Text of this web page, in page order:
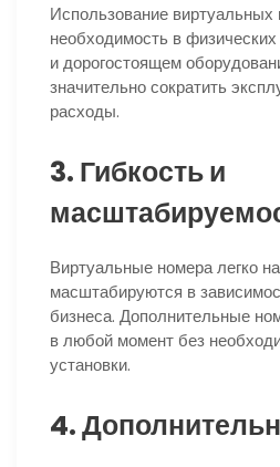
Использование виртуальных
необходимость в
и дорогостоящем
значительно сократить
расходы.
3. Гибкость и
Виртуальные номера легко
масштабируются в
бизнеса. Дополнительные
в любой момент без
установки.
4.